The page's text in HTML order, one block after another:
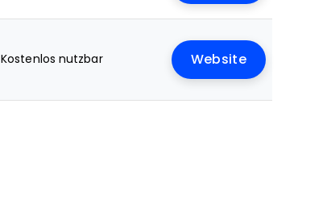
Kostenlos nutzbar Website